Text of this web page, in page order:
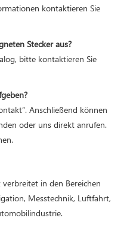
kontaktieren Sie
Stecker aus?
bitte kontaktieren Sie
Anschließend können
oder uns direkt anrufen.
in den Bereichen
Messtechnik, Luftfahrt,